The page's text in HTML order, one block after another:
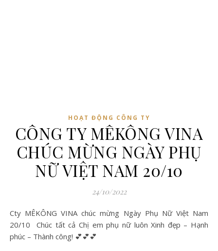
HOẠT ĐỘNG CÔNG TY
CÔNG TY MÊKÔNG VINA
CHÚC MỪNG NGÀY PHỤ
NỮ VIỆT NAM 20/10
24/10/2022
Cty MÊKÔNG VINA chúc mừng Ngày Phụ Nữ Việt Nam
20/10 Chúc tất cả Chị em phụ nữ luôn Xinh đẹp – Hạnh
phúc – Thành công! 💕💕💕